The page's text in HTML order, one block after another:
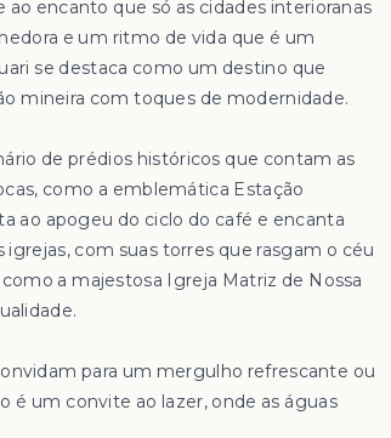
ao encanto que só as cidades interioranas
e um ritmo de vida que é um
se destaca como um destino que
mineira com toques de modernidade.
de prédios históricos que contam as
como a emblemática Estação
ao apogeu do ciclo do café e encanta
com suas torres que rasgam o céu
a majestosa Igreja Matriz de Nossa
para um mergulho refrescante ou
é um convite ao lazer, onde as águas